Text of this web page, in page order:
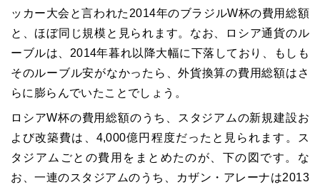
ッカー大会と言われた 2014年のブラジルW杯の費用総額
と、ほぼ同じ規模と見られます。なお、ロシア通貨のル
ーブルは、 2014年暮れ以降大幅に下落しており、もしも
そのルーブル安がなかったら、外貨換算の費用総額はさ
らに膨らんでいたことでしょう。
ロシアW杯の費用総額のうち、スタジアムの新規建設お
よび改築費は、 4,000億円程度だったと見られます。ス
タジアムごとの費用をまとめたのが、下の図です。な
お、一連のスタジアムのうち、カザン・アレーナは2013